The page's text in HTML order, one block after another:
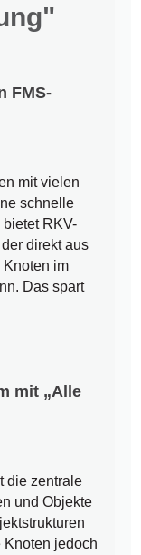
FMS-
mit vielen
schnelle
RKV-
direkt aus
Knoten im
Das spart
mit „Alle
die zentrale
und Objekte
Knoten jedoch